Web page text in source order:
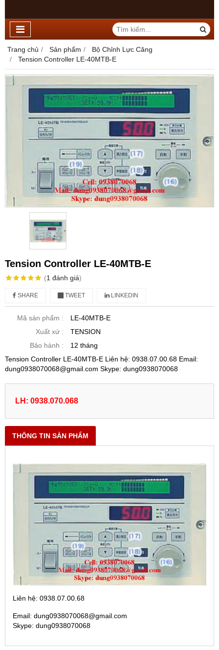
Trang chủ Sản phẩm
Bộ Chỉnh Lực Căng
Tension Controller LE-40MTB-E
Tension Controller LE-40MTB-E
(1 đánh giá)
SHARE TWEET LINKEDIN
Mã sản phẩm :
LE-40MTB-E
Xuất xứ :
TENSION
Bảo hành :
12 tháng
Tension Controller LE-40MTB-E Liên hệ: 0938.07.00.68 Email:
dung0938070068@gmail.com Skype: dung0938070068
LH: 0938.070.068
THÔNG TIN SẢN PHẨM
Liên hệ: 0938.07.00.68
Email: dung0938070068@gmail.com
Skype: dung0938070068